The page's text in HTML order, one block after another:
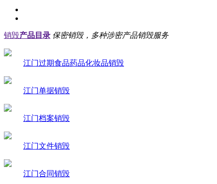
销毁产品目录 保密销毁，多种涉密产品销毁服务
江门过期食品药品化妆品销毁
江门单据销毁
江门档案销毁
江门文件销毁
江门合同销毁